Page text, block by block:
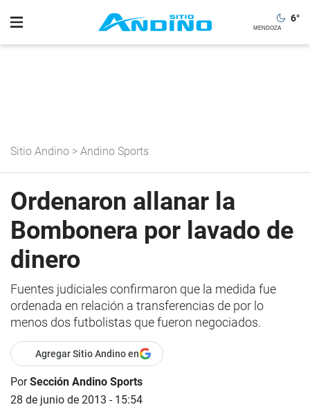
6°
Sitio Andino > Andino Sports
Ordenaron allanar la
Bombonera por lavado de
dinero
Fuentes judiciales confirmaron que la medida fue
ordenada en relación a transferencias de por lo
menos dos futbolistas que fueron negociados.
Agregar Sitio Andino en
PorSección Andino Sports
28 de junio de 2013 - 15:54